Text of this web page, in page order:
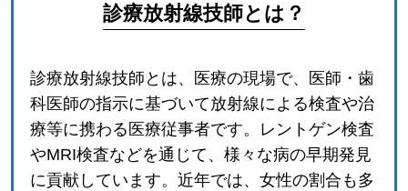
診療放射線技師とは？
診療放射線技師とは、医療の現場で、医師・歯
科医師の指示に基づいて放射線による検査や治
療等に携わる医療従事者です。レントゲン検査
やMRI検査などを通じて、様々な病の早期発見
に貢献しています。近年では、女性の割合も多